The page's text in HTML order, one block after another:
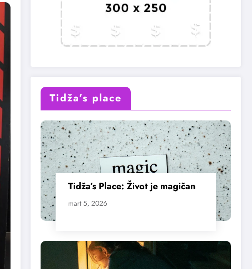
Tidža’s place
Tidža’s Place: Život je magičan
mart 5, 2026